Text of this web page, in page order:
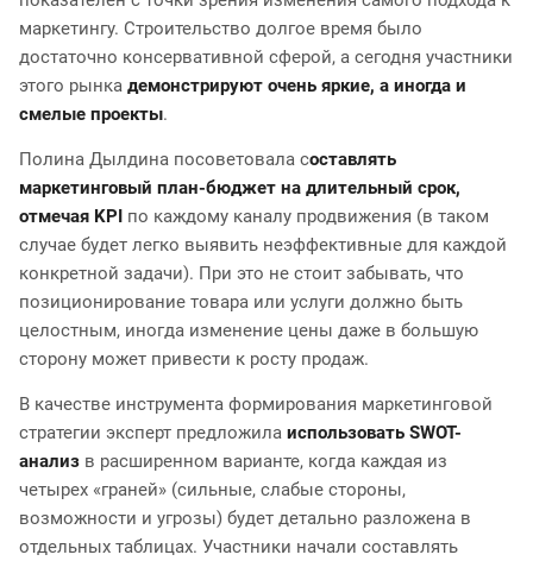
маркетингу. Строительство долгое время было
достаточно консервативной сферой, а сегодня участники
этого рынка демонстрируют очень яркие, а иногда и
смелые проекты.
Полина Дылдина посоветовала составлять
маркетинговый план-бюджет на длительный срок,
отмечая KPI по каждому каналу продвижения (в таком
случае будет легко выявить неэффективные для каждой
конкретной задачи). При это не стоит забывать, что
позиционирование товара или услуги должно быть
целостным, иногда изменение цены даже в большую
сторону может привести к росту продаж.
В качестве инструмента формирования маркетинговой
стратегии эксперт предложила использовать SWOT-
анализ в расширенном варианте, когда каждая из
четырех «граней» (сильные, слабые стороны,
возможности и угрозы) будет детально разложена в
отдельных таблицах. Участники начали составлять